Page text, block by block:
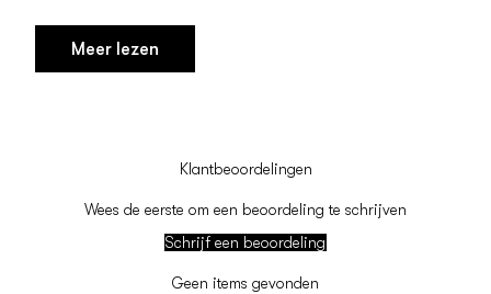
Meer lezen
Klantbeoordelingen
Wees de eerste om een beoordeling te schrijven
Schrijf een beoordeling
Geen items gevonden